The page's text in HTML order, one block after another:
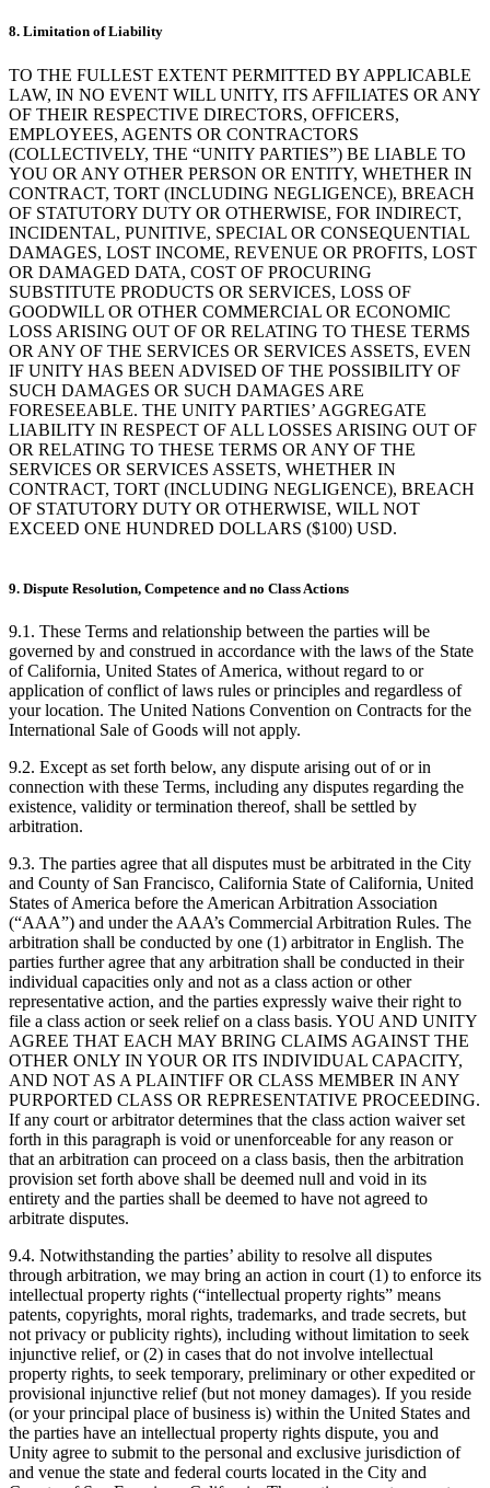
8. Limitation of Liability
TO THE FULLEST EXTENT PERMITTED BY APPLICABLE
LAW, IN NO EVENT WILL UNITY, ITS AFFILIATES OR ANY
OF THEIR RESPECTIVE DIRECTORS, OFFICERS,
EMPLOYEES, AGENTS OR CONTRACTORS
(COLLECTIVELY, THE “UNITY PARTIES”) BE LIABLE TO
YOU OR ANY OTHER PERSON OR ENTITY, WHETHER IN
CONTRACT, TORT (INCLUDING NEGLIGENCE), BREACH
OF STATUTORY DUTY OR OTHERWISE, FOR INDIRECT,
INCIDENTAL, PUNITIVE, SPECIAL OR CONSEQUENTIAL
DAMAGES, LOST INCOME, REVENUE OR PROFITS, LOST
OR DAMAGED DATA, COST OF PROCURING
SUBSTITUTE PRODUCTS OR SERVICES, LOSS OF
GOODWILL OR OTHER COMMERCIAL OR ECONOMIC
LOSS ARISING OUT OF OR RELATING TO THESE TERMS
OR ANY OF THE SERVICES OR SERVICES ASSETS, EVEN
IF UNITY HAS BEEN ADVISED OF THE POSSIBILITY OF
SUCH DAMAGES OR SUCH DAMAGES ARE
FORESEEABLE. THE UNITY PARTIES’ AGGREGATE
LIABILITY IN RESPECT OF ALL LOSSES ARISING OUT OF
OR RELATING TO THESE TERMS OR ANY OF THE
SERVICES OR SERVICES ASSETS, WHETHER IN
CONTRACT, TORT (INCLUDING NEGLIGENCE), BREACH
OF STATUTORY DUTY OR OTHERWISE, WILL NOT
EXCEED ONE HUNDRED DOLLARS ($100) USD.
9. Dispute Resolution, Competence and no Class Actions
9.1. These Terms and relationship between the parties will be
governed by and construed in accordance with the laws of the State
of California, United States of America, without regard to or
application of conflict of laws rules or principles and regardless of
your location. The United Nations Convention on Contracts for the
International Sale of Goods will not apply.
9.2. Except as set forth below, any dispute arising out of or in
connection with these Terms, including any disputes regarding the
existence, validity or termination thereof, shall be settled by
arbitration.
9.3. The parties agree that all disputes must be arbitrated in the City
and County of San Francisco, California State of California, United
States of America before the American Arbitration Association
(“AAA”) and under the AAA’s Commercial Arbitration Rules. The
arbitration shall be conducted by one (1) arbitrator in English. The
parties further agree that any arbitration shall be conducted in their
individual capacities only and not as a class action or other
representative action, and the parties expressly waive their right to
file a class action or seek relief on a class basis. YOU AND UNITY
AGREE THAT EACH MAY BRING CLAIMS AGAINST THE
OTHER ONLY IN YOUR OR ITS INDIVIDUAL CAPACITY,
AND NOT AS A PLAINTIFF OR CLASS MEMBER IN ANY
PURPORTED CLASS OR REPRESENTATIVE PROCEEDING.
If any court or arbitrator determines that the class action waiver set
forth in this paragraph is void or unenforceable for any reason or
that an arbitration can proceed on a class basis, then the arbitration
provision set forth above shall be deemed null and void in its
entirety and the parties shall be deemed to have not agreed to
arbitrate disputes.
9.4. Notwithstanding the parties’ ability to resolve all disputes
through arbitration, we may bring an action in court (1) to enforce its
intellectual property rights (“intellectual property rights” means
patents, copyrights, moral rights, trademarks, and trade secrets, but
not privacy or publicity rights), including without limitation to seek
injunctive relief, or (2) in cases that do not involve intellectual
property rights, to seek temporary, preliminary or other expedited or
provisional injunctive relief (but not money damages). If you reside
(or your principal place of business is) within the United States and
the parties have an intellectual property rights dispute, you and
Unity agree to submit to the personal and exclusive jurisdiction of
and venue the state and federal courts located in the City and